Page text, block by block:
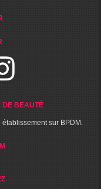
DE BEAUTÉ
sur BPDM.